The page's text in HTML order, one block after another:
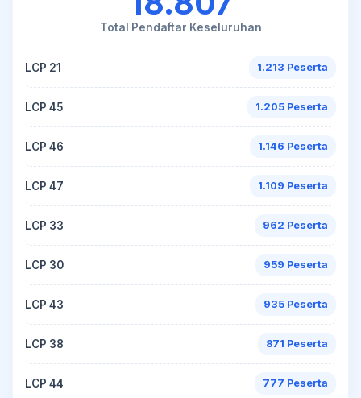
Total Pendaftar Keseluruhan
LCP 21 1.213 Peserta
LCP 45 1.205 Peserta
LCP 46 1.146 Peserta
LCP 47 1.109 Peserta
LCP 33 962 Peserta
LCP 30 959 Peserta
LCP 43 935 Peserta
LCP 38 871 Peserta
LCP 44 777 Peserta